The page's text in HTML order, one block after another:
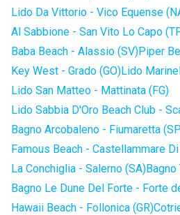
Lido Da Vittorio - Vico Equense
Al Sabbione - San Vito Lo Capo
Baba Beach - Alassio (SV)Piper
Key West - Grado (GO)Lido
Lido San Matteo - Mattinata (FG)
Lido Sabbia D'Oro Beach Club -
Bagno Arcobaleno - Fiumaretta
Famous Beach - Castellammare
La Conchiglia - Salerno (SA)Bagno
Bagno Le Dune Del Forte - Forte
Hawaii Beach - Follonica (GR)